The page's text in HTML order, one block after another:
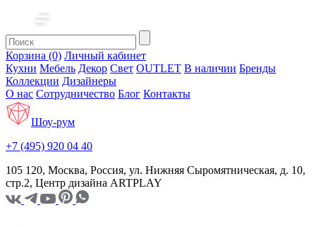
Корзина (0) Личный кабинет
Кухни Мебель Декор Свет OUTLET В наличии Бренды
Коллекции Дизайнеры
О нас Сотрудничество Блог Контакты
Шоу-рум
+7 (495) 920 04 40
105 120, Москва, Россия, ул. Нижняя Сыромятническая, д. 10,
стр.2, Центр дизайна ARTPLAY